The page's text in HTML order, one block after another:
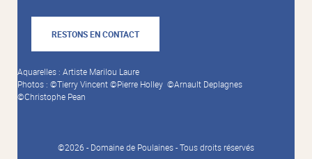
RESTONS EN CONTACT
Aquarelles : Artiste Marilou Laure
Photos : ©Tierry Vincent ©Pierre Holley ©Arnault Deplagnes
©Christophe Pean
©2026 - Domaine de Poulaines - Tous droits réservés